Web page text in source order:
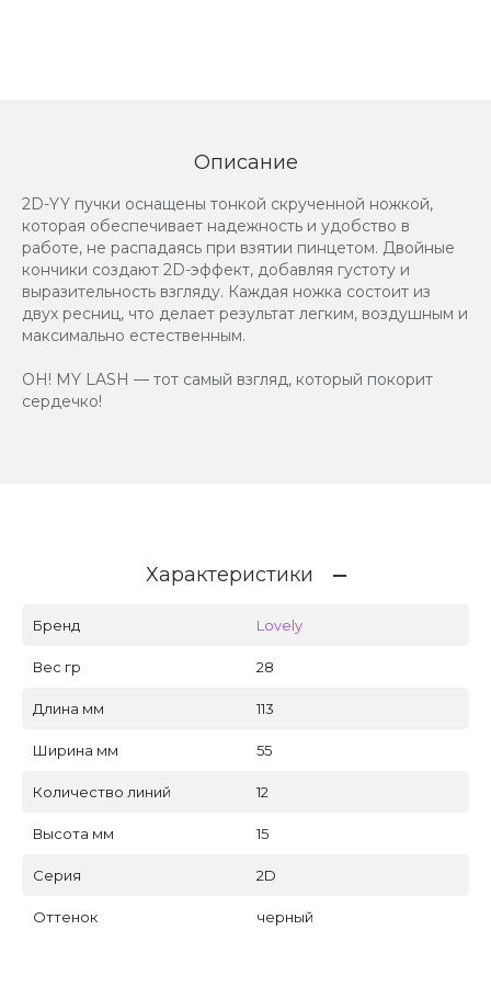
Описание
2D-YY пучки оснащены тонкой скрученной ножкой,
которая обеспечивает надежность и удобство в
работе, не распадаясь при взятии пинцетом. Двойные
кончики создают 2D-эффект, добавляя густоту и
выразительность взгляду. Каждая ножка состоит из
двух ресниц, что делает результат легким, воздушным и
максимально естественным.
OH! MY LASH — тот самый взгляд, который покорит
сердечко!
Характеристики
Бренд Lovely
Вес гр 28
Длина мм 113
Ширина мм 55
Количество линий 12
Высота мм 15
Серия 2D
Оттенок черный